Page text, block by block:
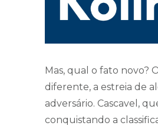
Mas, qual o fato novo?
diferente, a estreia de
adversário. Cascavel,
conquistando a